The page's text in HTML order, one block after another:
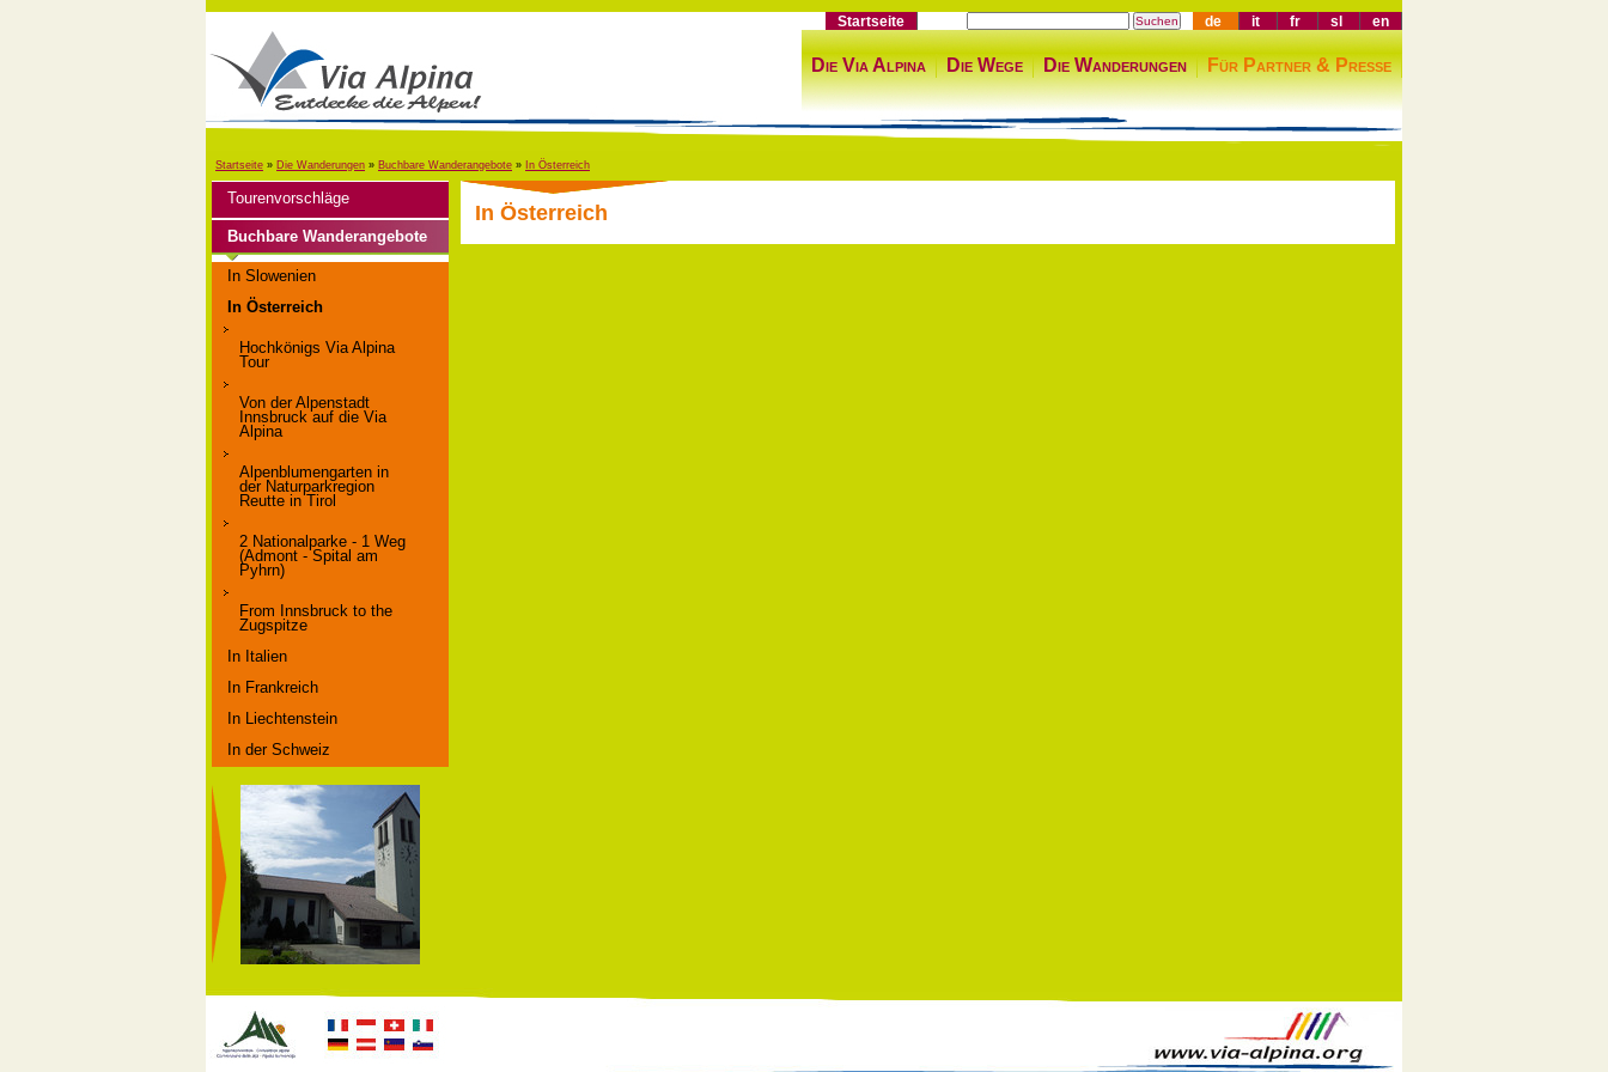
Startseite de it fr sl en
Die Via Alpina Die Wege Die Wanderungen Für Partner & Presse
Startseite » Die Wanderungen » Buchbare Wanderangebote » In Österreich
Tourenvorschläge
Buchbare Wanderangebote
In Slowenien
In Österreich
Hochkönigs Via Alpina
Tour
Von der Alpenstadt
Innsbruck auf die Via
Alpina
Alpenblumengarten in
der Naturparkregion
Reutte in Tirol
2 Nationalparke - 1 Weg
(Admont - Spital am
Pyhrn)
From Innsbruck to the
Zugspitze
In Italien
In Frankreich
In Liechtenstein
In der Schweiz
In Österreich